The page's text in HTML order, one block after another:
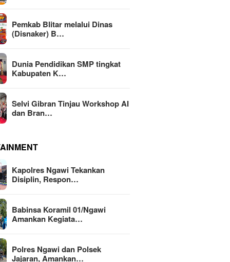
Pemkab Blitar melalui Dinas
(Disnaker) B…
Dunia Pendidikan SMP tingkat
Kabupaten K…
Selvi Gibran Tinjau Workshop AI
dan Bran…
Kapolres Ngawi Tekankan
Disiplin, Respon…
Babinsa Koramil 01/Ngawi
Amankan Kegiata…
Polres Ngawi dan Polsek
Jajaran, Amankan…